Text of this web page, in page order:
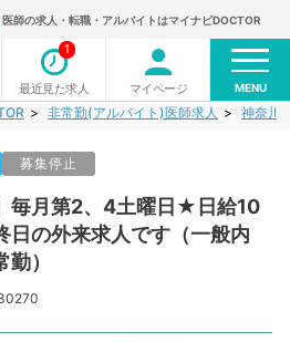
医師の求人・転職・アルバイトはマイナビDOCTOR
最近見た求人
1
マイページ MENU
非常勤(アルバイト)医師求人 神奈川
募集停止
毎月第2、4土曜日★日給10
日の外来求人です（一般内
）